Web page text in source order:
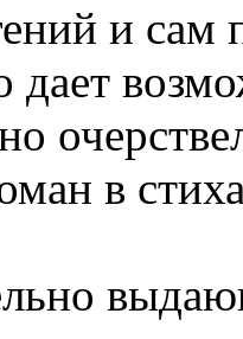
и сам
дает
в